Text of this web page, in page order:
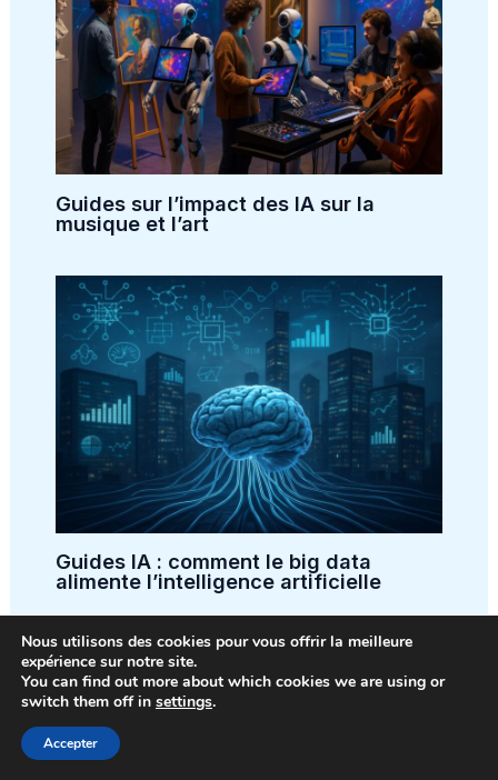
Guides sur l’impact des IA sur la
musique et l’art
Guides IA : comment le big data
alimente l’intelligence artificielle
Nous utilisons des cookies pour vous offrir la meilleure
expérience sur notre site.
You can find out more about which cookies we are using or
switch them off in settings.
Accepter